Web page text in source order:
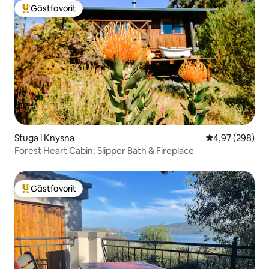
Populär gästfavorit
Gästfavorit
Stuga i Knysna 4,97 av 5 i
4,97 (298)
Forest Heart Cabin: Slipper Bath & Fireplace
Populär gästfavorit
Gästfavorit